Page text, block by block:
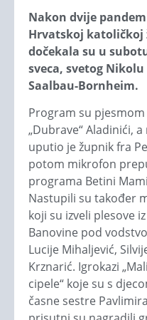
Nakon dvije
Hrvatskoj
dočekala su u
sveca, svetog
Saalbau-Bornheim.
Program su pjesmom
„Dubrave“ Aladinići,
uputio je župnik fra
potom mikrofon
programa Betini
Nastupili su također
koji su izveli plesove
Banovine pod
Lucije Mihaljević,
Krznarić. Igrokazi
cipele“ koje su s
časne sestre